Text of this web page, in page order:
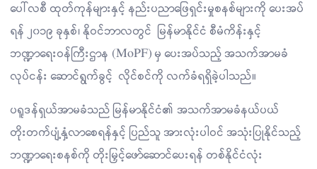
ပေါ်လစီ ထုတ်ကုန်များနှင့် နည်းပညာဖြေရှင်းမှုစနစ်များကို ပေးအပ်
ရန် ၂၀၁၉ ခုနှစ်၊ နိုဝင်ဘာလတွင် မြန်မာနိုင်ငံ စီမံကိန်းနှင့်
ဘဏ္ဍာရေးဝန်ကြီးဌာန (MoPF) မှ ပေးအပ်သည့် အသက်အာမခံ
လုပ်ငန်း ဆောင်ရွက်ခွင့် လိုင်စင်ကို လက်ခံရရှိခဲ့ပါသည်။
ပရူဒန်ရှယ်အာမခံသည် မြန်မာနိုင်ငံ၏ အသက်အာမခံနယ်ပယ်
တိုးတက်ပျံ့နှံ့လာစေရန်နှင့် ပြည်သူ အားလုံးပါဝင် အသုံးပြုနိုင်သည့်
ဘဏ္ဍာရေးစနစ်ကို တိုးမြှင့်ဖော်ဆောင်ပေးရန် တစ်နိုင်ငံလုံး